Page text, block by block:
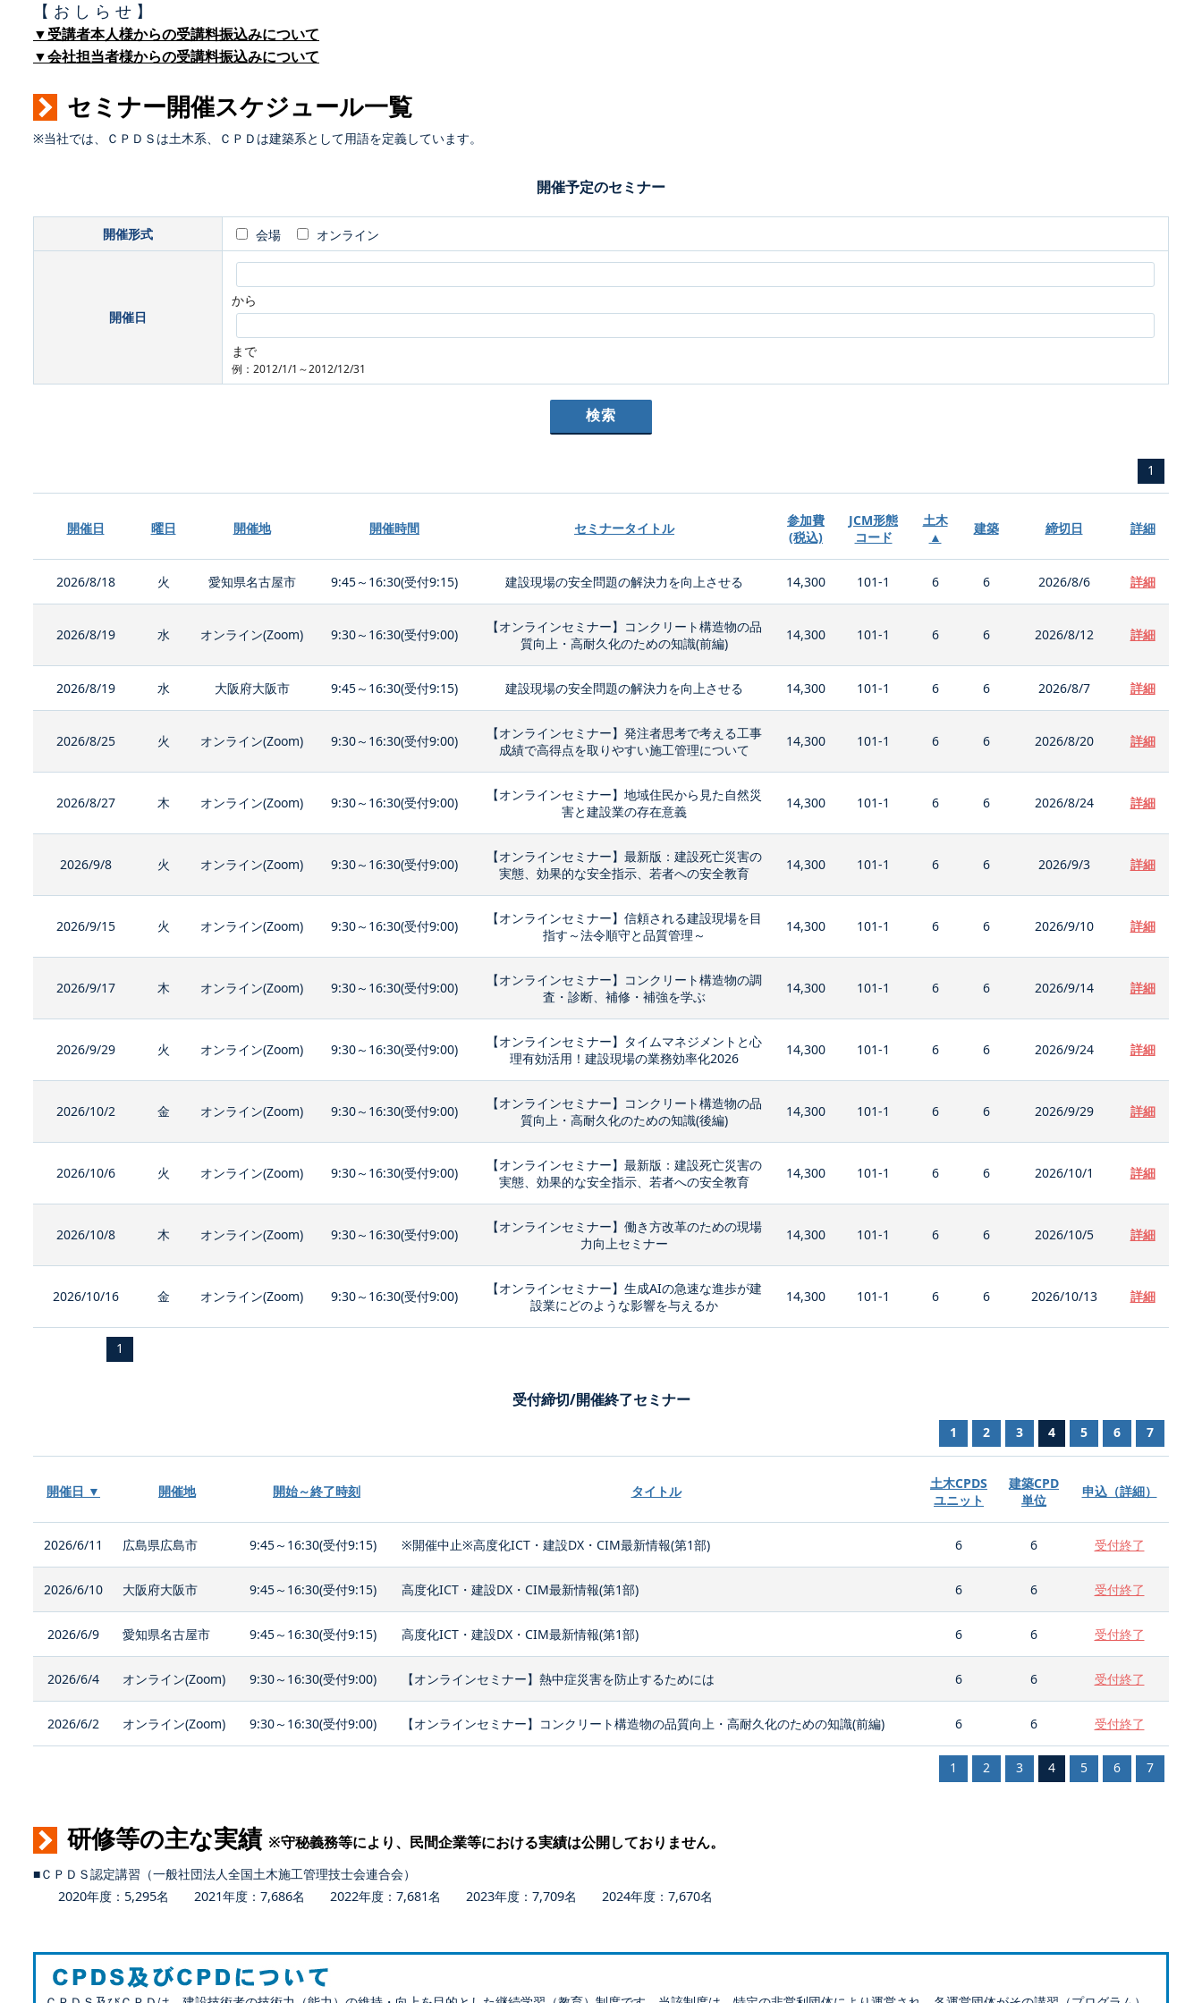
【 お し ら せ 】
▼受講者本人様からの受講料振込みについて
▼会社担当者様からの受講料振込みについて
セミナー開催スケジュール一覧
※当社では、ＣＰＤＳは土木系、ＣＰＤは建築系として用語を定義しています。
開催予定のセミナー
開催形式 会場 オンライン
開催日
から
まで
例：2012/1/1～2012/12/31
1
開催日 曜日 開催地 開催時間 セミナータイトル
参加費
(税込)
JCM形態
コード
土木
▲
建築 締切日 詳細
2026/8/18 火 愛知県名古屋市 9:45～16:30(受付9:15) 建設現場の安全問題の解決力を向上させる 14,300 101-1 6 6 2026/8/6 詳細
2026/8/19 水 オンライン(Zoom) 9:30～16:30(受付9:00)
【オンラインセミナー】コンクリート構造物の品
質向上・高耐久化のための知識(前編)
14,300 101-1 6 6 2026/8/12 詳細
2026/8/19 水 大阪府大阪市 9:45～16:30(受付9:15) 建設現場の安全問題の解決力を向上させる 14,300 101-1 6 6 2026/8/7 詳細
2026/8/25 火 オンライン(Zoom) 9:30～16:30(受付9:00)
【オンラインセミナー】発注者思考で考える工事
成績で高得点を取りやすい施工管理について
14,300 101-1 6 6 2026/8/20 詳細
2026/8/27 木 オンライン(Zoom) 9:30～16:30(受付9:00)
【オンラインセミナー】地域住民から見た自然災
害と建設業の存在意義
14,300 101-1 6 6 2026/8/24 詳細
2026/9/8 火 オンライン(Zoom) 9:30～16:30(受付9:00)
【オンラインセミナー】最新版：建設死亡災害の
実態、効果的な安全指示、若者への安全教育
14,300 101-1 6 6 2026/9/3 詳細
2026/9/15 火 オンライン(Zoom) 9:30～16:30(受付9:00)
【オンラインセミナー】信頼される建設現場を目
指す～法令順守と品質管理～
14,300 101-1 6 6 2026/9/10 詳細
2026/9/17 木 オンライン(Zoom) 9:30～16:30(受付9:00)
【オンラインセミナー】コンクリート構造物の調
査・診断、補修・補強を学ぶ
14,300 101-1 6 6 2026/9/14 詳細
2026/9/29 火 オンライン(Zoom) 9:30～16:30(受付9:00)
【オンラインセミナー】タイムマネジメントと心
理有効活用！建設現場の業務効率化2026
14,300 101-1 6 6 2026/9/24 詳細
2026/10/2 金 オンライン(Zoom) 9:30～16:30(受付9:00)
【オンラインセミナー】コンクリート構造物の品
質向上・高耐久化のための知識(後編)
14,300 101-1 6 6 2026/9/29 詳細
2026/10/6 火 オンライン(Zoom) 9:30～16:30(受付9:00)
【オンラインセミナー】最新版：建設死亡災害の
実態、効果的な安全指示、若者への安全教育
14,300 101-1 6 6 2026/10/1 詳細
2026/10/8 木 オンライン(Zoom) 9:30～16:30(受付9:00)
【オンラインセミナー】働き方改革のための現場
力向上セミナー
14,300 101-1 6 6 2026/10/5 詳細
2026/10/16 金 オンライン(Zoom) 9:30～16:30(受付9:00)
【オンラインセミナー】生成AIの急速な進歩が建
設業にどのような影響を与えるか
14,300 101-1 6 6 2026/10/13 詳細
1
受付締切/開催終了セミナー
1 2 3 4 5 6 7
開催日 ▼ 開催地 開始～終了時刻 タイトル
土木CPDS
ユニット
建築CPD
単位
申込（詳細）
2026/6/11 広島県広島市 9:45～16:30(受付9:15) ※開催中止※高度化ICT・建設DX・CIM最新情報(第1部) 6 6 受付終了
2026/6/10 大阪府大阪市 9:45～16:30(受付9:15) 高度化ICT・建設DX・CIM最新情報(第1部) 6 6 受付終了
2026/6/9 愛知県名古屋市 9:45～16:30(受付9:15) 高度化ICT・建設DX・CIM最新情報(第1部) 6 6 受付終了
2026/6/4 オンライン(Zoom) 9:30～16:30(受付9:00) 【オンラインセミナー】熱中症災害を防止するためには 6 6 受付終了
2026/6/2 オンライン(Zoom) 9:30～16:30(受付9:00) 【オンラインセミナー】コンクリート構造物の品質向上・高耐久化のための知識(前編) 6 6 受付終了
1 2 3 4 5 6 7
研修等の主な実績 ※守秘義務等により、民間企業等における実績は公開しておりません。
■ＣＰＤＳ認定講習（一般社団法人全国土木施工管理技士会連合会）
2020年度：5,295名 2021年度：7,686名 2022年度：7,681名 2023年度：7,709名 2024年度：7,670名